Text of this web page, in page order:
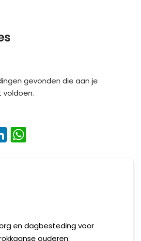
gevonden die aan je
voldoen.
LinkedIn
en dagbesteding voor
ouderen.